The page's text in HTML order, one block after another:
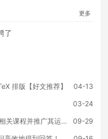
更多
了
排版【好文推荐】 04-13
03-24
深度好文:关于推荐学校开设TeX相关课程并推广其运用的提议 09-29